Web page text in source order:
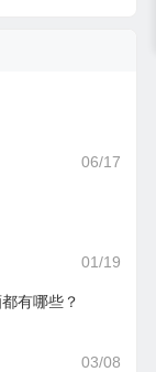
06/17
01/19
有哪些？
03/08